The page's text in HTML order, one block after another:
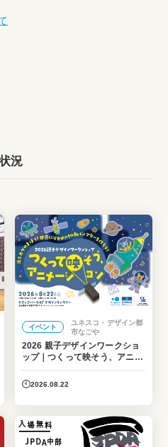
況
イベント
ユネスコ・デザイン都
市なごや
2026 親子デザインワークショ
ップ｜つくって映そう、アニメ
ーション
2026.08.22